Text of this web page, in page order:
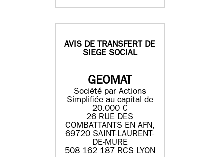
AVIS DE TRANSFERT DE
SIEGE SOCIAL
GEOMAT
Société par Actions
Simplifiée au capital de
20.000 €
26 RUE DES
COMBATTANTS EN AFN,
69720 SAINT-LAURENT-
DE-MURE
508 162 187 RCS LYON